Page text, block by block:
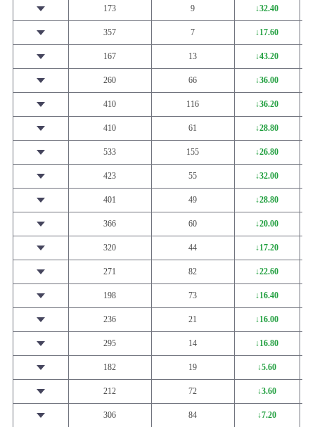
173 9 ↓32.40
357 7 ↓17.60
167 13 ↓43.20
260 66 ↓36.00
410 116 ↓36.20
410 61 ↓28.80
533 155 ↓26.80
423 55 ↓32.00
401 49 ↓28.80
366 60 ↓20.00
320 44 ↓17.20
271 82 ↓22.60
198 73 ↓16.40
236 21 ↓16.00
295 14 ↓16.80
182 19 ↓5.60
212 72 ↓3.60
306 84 ↓7.20